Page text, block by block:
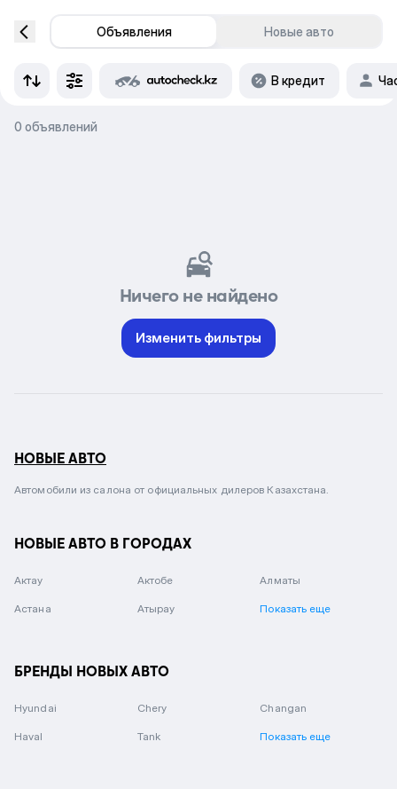
Объявления Новые авто
В кредит
0 объявлений
Ничего не найдено
Изменить фильтры
НОВЫЕ АВТО
Автомобили из салона от официальных дилеров Казахстана.
НОВЫЕ АВТО В ГОРОДАХ
Актау Актобе Алматы
Астана Атырау Показать еще
БРЕНДЫ НОВЫХ АВТО
Hyundai Chery Changan
Haval Tank Показать еще